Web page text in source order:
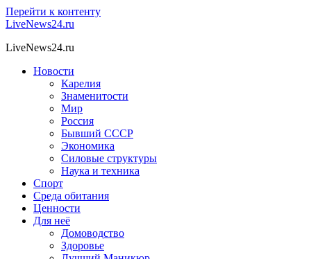
Перейти к контенту
LiveNews24.ru
LiveNews24.ru
Новости
Карелия
Знаменитости
Мир
Россия
Бывший СССР
Экономика
Силовые структуры
Наука и техника
Спорт
Среда обитания
Ценности
Для неё
Домоводство
Здоровье